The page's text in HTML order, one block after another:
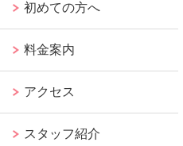
初めての方へ
料金案内
アクセス
スタッフ紹介